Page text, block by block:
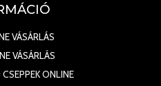
VÁSÁRLÁS
VÁSÁRLÁS
ONLINE